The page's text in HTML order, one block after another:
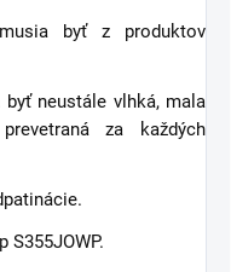
byť z produktov
neustále vlhká, mala
za každých
S355JOWP.